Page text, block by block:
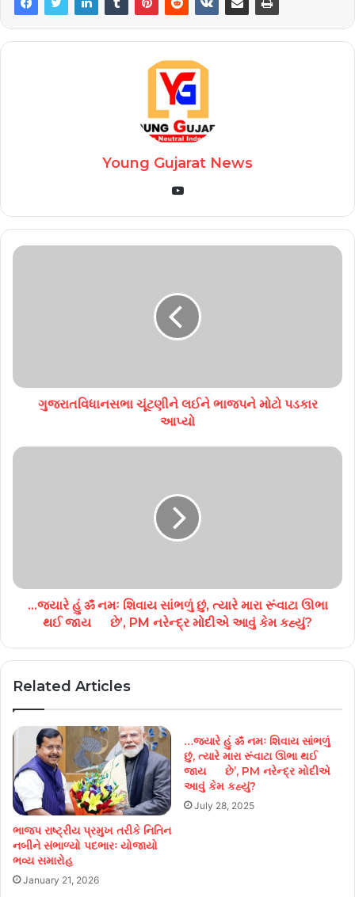
Young Gujarat News
YouTube
ગુજરાતવિધાનસભા ચૂંટણીને લઈને ભાજપને મોટો પડકાર
આપ્યો
…જ્યારે હું ॐ નમઃ શિવાય સાંભળું છું, ત્યારે મારા રૂંવાટા ઊભા
થઈ જાય છે’, PM નરેન્દ્ર મોદીએ આવું કેમ કહ્યું?
Related Articles
ભાજપ રાષ્ટ્રીય પ્રમુખ તરીકે નિતિન
નબીને સંભાળ્યો પદભારઃ યોજાયો
ભવ્ય સમારોહ
January 21, 2026
…જ્યારે હું ॐ નમઃ શિવાય સાંભળું
છું, ત્યારે મારા રૂંવાટા ઊભા થઈ
જાય છે’, PM નરેન્દ્ર મોદીએ
આવું કેમ કહ્યું?
July 28, 2025